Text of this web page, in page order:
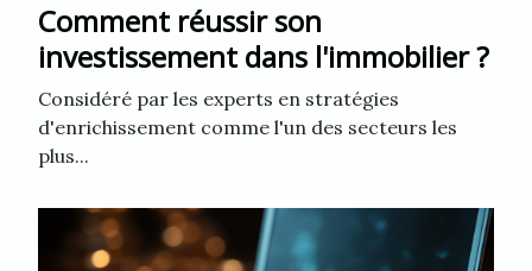
Comment réussir son
investissement dans l'immobilier ?
Considéré par les experts en stratégies
d'enrichissement comme l'un des secteurs les
plus...